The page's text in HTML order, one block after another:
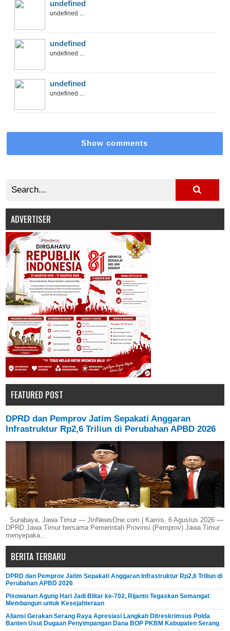
undefined
undefined ...
undefined
undefined ...
undefined
undefined ...
Show comments
ADVERTISER
FEATURED POST
DPRD dan Pemprov Jatim Sepakati Anggaran
Infrastruktur Rp2,6 Triliun di Perubahan APBD 2026
Surabaya, Jawa Timur — JinNewsOne.com | Kamis, 6 Agustus 2026 —
DPRD Jawa Timur bersama Pemerintah Provinsi (Pemprov) Jawa Timur
menyepaka...
BERITA TERBARU
DPRD dan Pemprov Jatim Sepakati Anggaran Infrastruktur Rp2,6 Triliun di
Perubahan APBD 2026
Pisowanan Agung Hari Jadi Blitar ke-702, Rijanto Tegaskan Semangat
Membangun untuk Kesejahteraan
Aliansi Gerakan Serang Raya Apresiasi Langkah Ditreskrimsus Polda
Banten Usut Dugaan Penyimpangan Dana BOP PKBM Kabupaten Serang